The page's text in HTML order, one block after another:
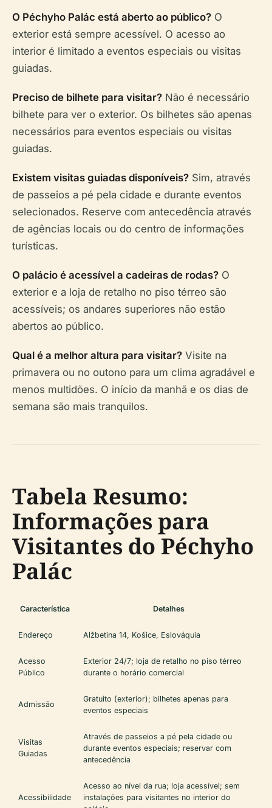
O Péchyho Palác está aberto ao público? O
exterior está sempre acessível. O acesso ao
interior é limitado a eventos especiais ou visitas
guiadas.
Preciso de bilhete para visitar? Não é necessário
bilhete para ver o exterior. Os bilhetes são apenas
necessários para eventos especiais ou visitas
guiadas.
Existem visitas guiadas disponíveis? Sim, através
de passeios a pé pela cidade e durante eventos
selecionados. Reserve com antecedência através
de agências locais ou do centro de informações
turísticas.
O palácio é acessível a cadeiras de rodas? O
exterior e a loja de retalho no piso térreo são
acessíveis; os andares superiores não estão
abertos ao público.
Qual é a melhor altura para visitar? Visite na
primavera ou no outono para um clima agradável e
menos multidões. O início da manhã e os dias de
semana são mais tranquilos.
Tabela Resumo:
Informações para
Visitantes do Péchyho
Palác
Característica Detalhes
Endereço Alžbetina 14, Košice, Eslováquia
Acesso
Público
Exterior 24/7; loja de retalho no piso térreo
durante o horário comercial
Admissão
Gratuito (exterior); bilhetes apenas para
eventos especiais
Visitas
Guiadas
Através de passeios a pé pela cidade ou
durante eventos especiais; reservar com
antecedência
Acessibilidade
Acesso ao nível da rua; loja acessível; sem
instalações para visitantes no interior do